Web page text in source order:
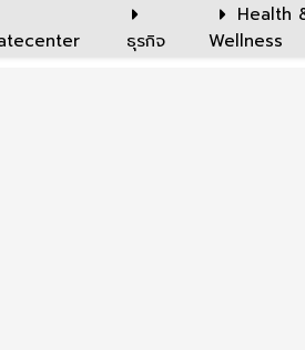
ธุรกิจ
Health
Wellness